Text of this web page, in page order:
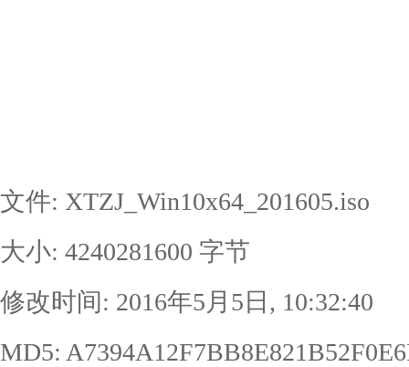
文件: XTZJ_Win10x64_201605.iso
大小: 4240281600 字节
修改时间: 2016年5月5日, 10:32:40
MD5: